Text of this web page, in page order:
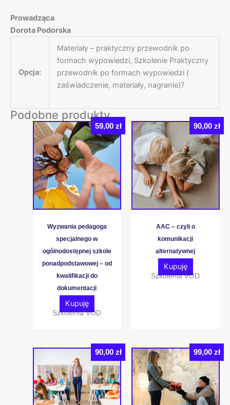
Prowadząca
Dorota Podorska
Opcja:
Materiały – praktyczny przewodnik po
formach wypowiedzi, Szkolenie Praktyczny
przewodnik po formach wypowiedzi (
zaświadczenie, materiały, nagranie)?
Podobne produkty
Wyzwania pedagoga
specjalnego w
ogólnodostępnej szkole
ponadpodstawowej – od
kwalifikacji do
dokumentacji
59,00 zł
Kupuję
Szkolenia VOD
AAC – czyli o
komunikacji
alternatywnej
90,00 zł
Kupuję
Szkolenia VOD
90,00 zł 99,00 zł